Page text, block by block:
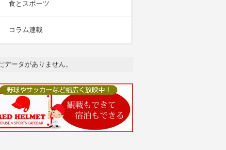
食とスポーツ
コラム連載
データがありません。